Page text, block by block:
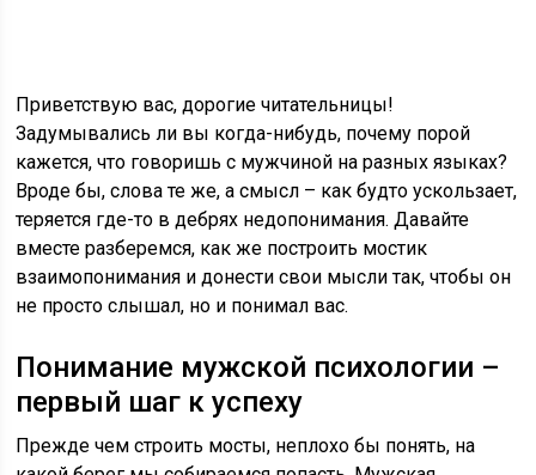
Приветствую вас, дорогие читательницы!
Задумывались ли вы когда-нибудь, почему порой
кажется, что говоришь с мужчиной на разных языках?
Вроде бы, слова те же, а смысл – как будто ускользает,
теряется где-то в дебрях недопонимания. Давайте
вместе разберемся, как же построить мостик
взаимопонимания и донести свои мысли так, чтобы он
не просто слышал, но и понимал вас.
Понимание мужской психологии –
первый шаг к успеху
Прежде чем строить мосты, неплохо бы понять, на